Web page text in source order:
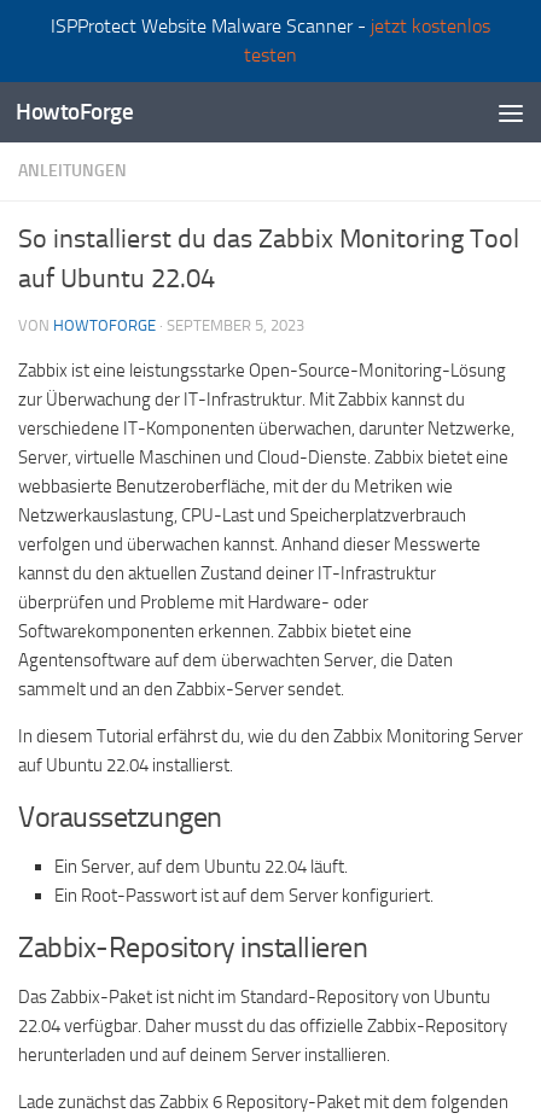
ISPProtect Website Malware Scanner - jetzt kostenlos
testen
Zum Inhalt springen
HowtoForge
ANLEITUNGEN
So installierst du das Zabbix Monitoring Tool
auf Ubuntu 22.04
VON HOWTOFORGE · SEPTEMBER 5, 2023
Zabbix ist eine leistungsstarke Open-Source-Monitoring-Lösung
zur Überwachung der IT-Infrastruktur. Mit Zabbix kannst du
verschiedene IT-Komponenten überwachen, darunter Netzwerke,
Server, virtuelle Maschinen und Cloud-Dienste. Zabbix bietet eine
webbasierte Benutzeroberfläche, mit der du Metriken wie
Netzwerkauslastung, CPU-Last und Speicherplatzverbrauch
verfolgen und überwachen kannst. Anhand dieser Messwerte
kannst du den aktuellen Zustand deiner IT-Infrastruktur
überprüfen und Probleme mit Hardware- oder
Softwarekomponenten erkennen. Zabbix bietet eine
Agentensoftware auf dem überwachten Server, die Daten
sammelt und an den Zabbix-Server sendet.
In diesem Tutorial erfährst du, wie du den Zabbix Monitoring Server
auf Ubuntu 22.04 installierst.
Voraussetzungen
Ein Server, auf dem Ubuntu 22.04 läuft.
Ein Root-Passwort ist auf dem Server konfiguriert.
Zabbix-Repository installieren
Das Zabbix-Paket ist nicht im Standard-Repository von Ubuntu
22.04 verfügbar. Daher musst du das offizielle Zabbix-Repository
herunterladen und auf deinem Server installieren.
Lade zunächst das Zabbix 6 Repository-Paket mit dem folgenden